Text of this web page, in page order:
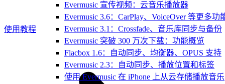
Evermusic 宣传视频：云音乐播放器
Evermusic 3.6：CarPlay、VoiceOver 等更多功
Evermusic 3.1：Crossfade、音乐库同步与备份
Evermusic 突破 300 万次下载：功能概览
Flacbox 1.6：自动同步、均衡器、OPUS 支持
Evermusic 2.3：自动同步、播放位置和标签
使用 Evermusic 在 iPhone 上从云存储播放音乐
使用教程